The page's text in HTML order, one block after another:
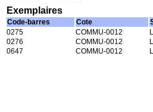
Exemplaires
Code-barres Cote
0275
COMMU-0012
0276
COMMU-0012
0647
COMMU-0012